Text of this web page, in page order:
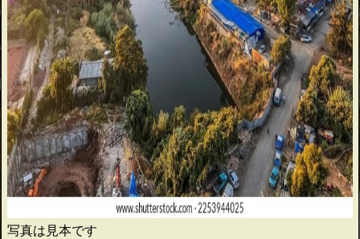
写真は見本です